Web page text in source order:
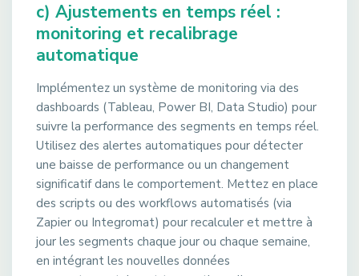
c) Ajustements en temps réel :
monitoring et recalibrage
automatique
Implémentez un système de monitoring via des
dashboards (Tableau, Power BI, Data Studio) pour
suivre la performance des segments en temps réel.
Utilisez des alertes automatiques pour détecter
une baisse de performance ou un changement
significatif dans le comportement. Mettez en place
des scripts ou des workflows automatisés (via
Zapier ou Integromat) pour recalculer et mettre à
jour les segments chaque jour ou chaque semaine,
en intégrant les nouvelles données